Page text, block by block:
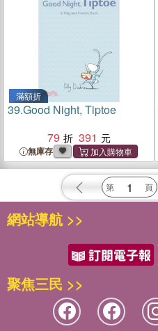
滿額折
39.Good Night, Tiptoe
79
391
無庫存
網站導航 >>
聚焦三民 >>